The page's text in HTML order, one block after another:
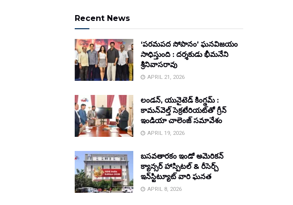
Recent News
‘పరమపద సోపానం’ ఘనవిజయం
సాధిస్తుంది : దర్శకుడు భీమనేని
శ్రీనివాసరావు
APRIL 21, 2026
లండన్, యునైటెడ్ కింగ్డమ్ :
కామన్‌వెల్త్ సెక్రటేరియట్‌తో గ్రీన్
ఇండియా చాలెంజ్ సమావేశం
APRIL 19, 2026
బసవతారకం ఇండో అమెరికన్
క్యాన్సర్ హాస్పిటల్ & రీసెర్చ్
ఇన్‌స్టిట్యూట్ వారి ఘనత
APRIL 8, 2026